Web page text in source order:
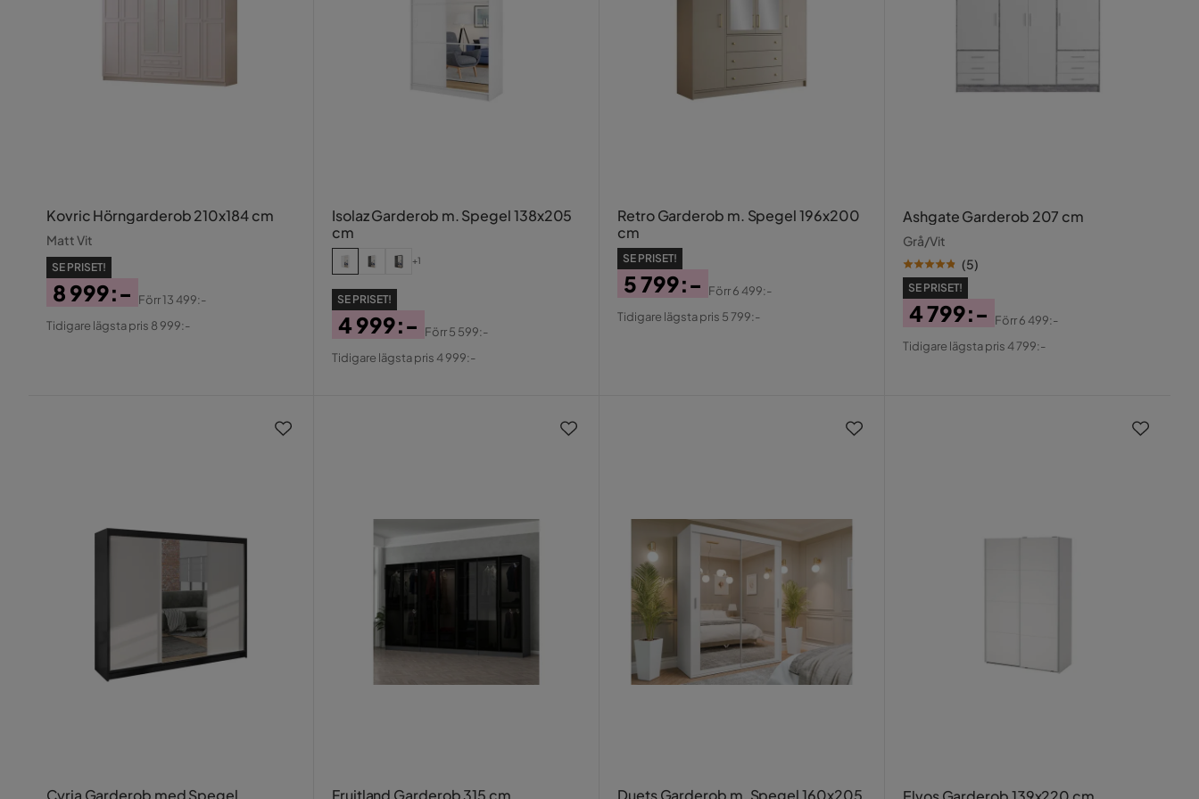
Kovric Hörngarderob 210x184 cm
Matt Vit
SE PRISET!
Pris
8 999:-
Original
Förr13 499:-
Tidigare lägsta pris 8 999:-
Isolaz Garderob m. Spegel 138x205
cm
+1
SE PRISET!
Pris
4 999:-
Original
Förr5 599:-
Tidigare lägsta pris 4 999:-
Retro Garderob m. Spegel 196x200
cm
SE PRISET!
Pris
5 799:-
Original
Förr6 499:-
Tidigare lägsta pris 5 799:-
Ashgate Garderob 207 cm
Grå/Vit
(5)
SE PRISET!
Pris
4 799:-
Original
Förr6 499:-
Tidigare lägsta pris 4 799:-
Cyria Garderob med Spegel
Fruitland Garderob 315 cm
Duets Garderob m. Spegel 160x205